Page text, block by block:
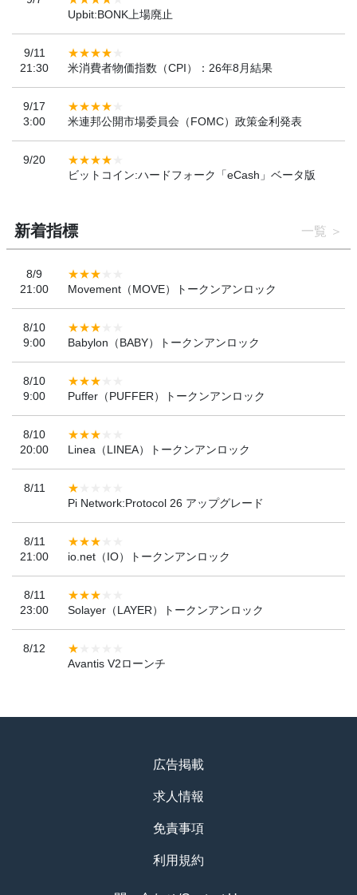
Upbit:BONK上場廃止
9/11
21:30
米消費者物価指数（CPI）：26年8月結果
9/17
3:00
米連邦公開市場委員会（FOMC）政策金利発表
9/20
ビットコイン:ハードフォーク「eCash」ベータ版
新着指標 一覧
8/9
21:00
Movement（MOVE）トークンアンロック
8/10
9:00
Babylon（BABY）トークンアンロック
8/10
9:00
Puffer（PUFFER）トークンアンロック
8/10
20:00
Linea（LINEA）トークンアンロック
8/11
Pi Network:Protocol 26 アップグレード
8/11
21:00
io.net（IO）トークンアンロック
8/11
23:00
Solayer（LAYER）トークンアンロック
8/12
Avantis V2ローンチ
広告掲載
求人情報
免責事項
利用規約